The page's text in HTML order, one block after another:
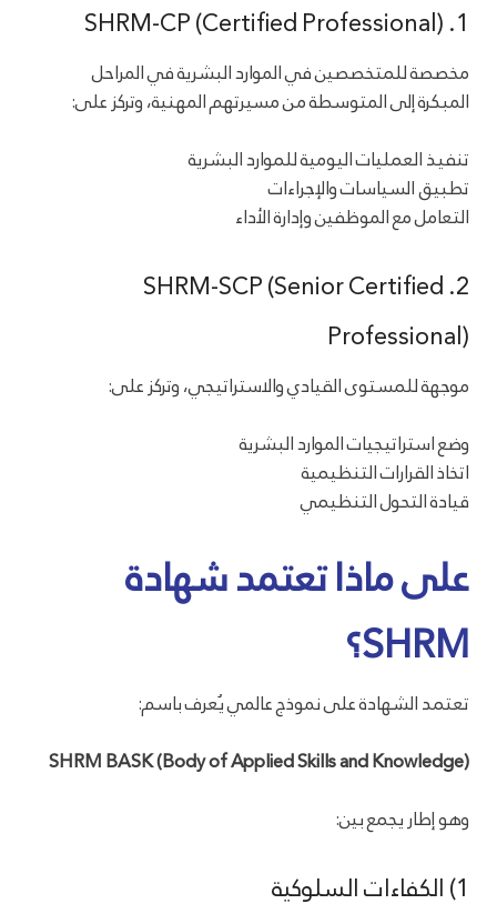
1. SHRM-CP (Certified Professional)
مخصصة للمتخصصين في الموارد البشرية في المراحل
المبكرة إلى المتوسطة من مسيرتهم المهنية، وتركز على:
تنفيذ العمليات اليومية للموارد البشرية
تطبيق السياسات والإجراءات
التعامل مع الموظفين وإدارة الأداء
2. SHRM-SCP (Senior Certified
Professional)
موجهة للمستوى القيادي والاستراتيجي، وتركز على:
وضع استراتيجيات الموارد البشرية
اتخاذ القرارات التنظيمية
قيادة التحول التنظيمي
على ماذا تعتمد شهادة
SHRM؟
تعتمد الشهادة على نموذج عالمي يُعرف باسم:
SHRM BASK (Body of Applied Skills and Knowledge)
وهو إطار يجمع بين:
1) الكفاءات السلوكية